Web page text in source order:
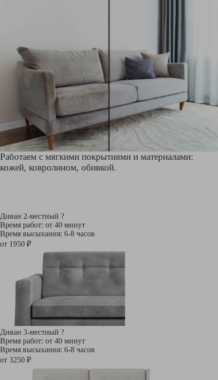
Работаем с мягкими покрытиями и материалами:
кожей, ковролином, обивкой.
Диван 2-местный ?
Время работ: от 40 минут
Время высыхания: 6-8 часов
от 1950 ₽
Диван 3-местный ?
Время работ: от 40 минут
Время высыхания: 6-8 часов
от 3250 ₽